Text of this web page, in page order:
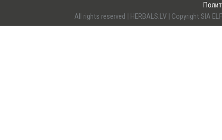
All rights reserved | HERBALS.LV | Copyright SIA